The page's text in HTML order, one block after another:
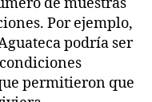
Por ejemplo,
podría ser
permitieron que